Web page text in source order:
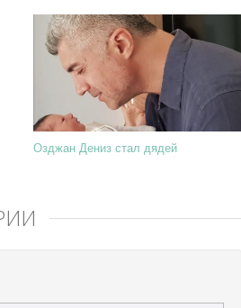
Озджан Дениз стал дядей